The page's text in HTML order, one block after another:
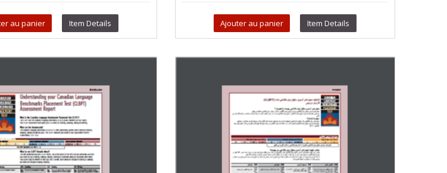
au panier Item Details Ajouter au panier Item Details